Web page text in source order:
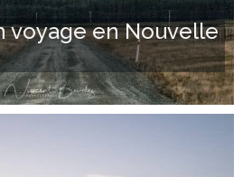
voyage en Nouvelle